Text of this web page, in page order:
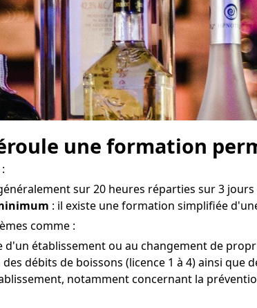
une formation
sur 20 heures réparties sur 3 jours
: il existe une formation simplifiée
comme :
établissement ou au changement de
débits de boissons (licence 1 à 4) ainsi que
notamment concernant la